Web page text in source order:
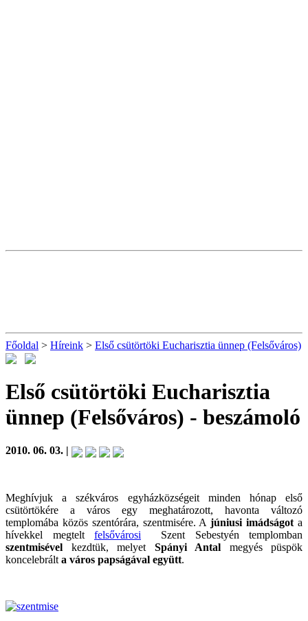
Főoldal > Híreink > Első csütörtöki Eucharisztia ünnep (Felsőváros)
Első csütörtöki Eucharisztia
ünnep (Felsőváros) - beszámoló
2010. 06. 03. |
Meghívjuk a székváros egyházközségeit minden hónap első
csütörtökére a város egy meghatározott, havonta változó
templomába közös szentórára, szentmisére. Ajúniusi imádságot a
hívekkel megtelt felsővárosi Szent Sebestyén templomban
szentmisével kezdtük, melyet Spányi Antal megyés püspök
koncelebrált a város papságával együtt.